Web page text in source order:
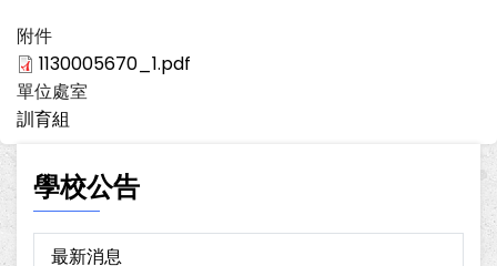
附件
1130005670_1.pdf
單位處室
訓育組
學校公告
最新消息